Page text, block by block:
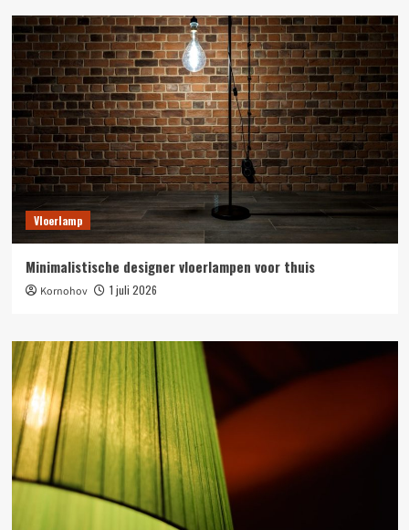
Vloerlamp
Minimalistische designer vloerlampen voor thuis
Kornohov 1 juli 2026